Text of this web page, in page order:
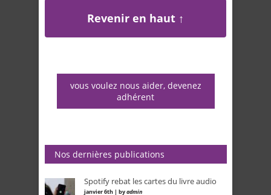
Revenir en haut ↑
vous voulez nous aider, devenez
adhérent
Nos dernières publications
Spotify rebat les cartes du livre audio
janvier 6th | byadmin